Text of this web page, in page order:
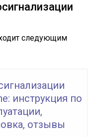
следующим
инструкция по
отзывы